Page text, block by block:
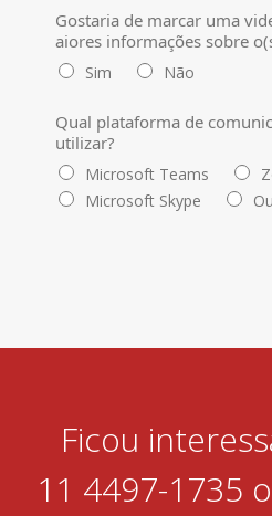
Gostaria de marcar uma
aiores informações sobre
Sim Não
Qual plataforma de
utilizar?
Microsoft Teams
Microsoft Skype
Ficou
11 4497-1735